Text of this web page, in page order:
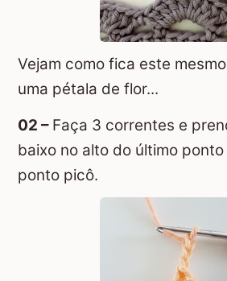
Vejam como fica este
uma pétala de flor...
02 –Faça 3 correntes e
baixo no alto do último
ponto picô.